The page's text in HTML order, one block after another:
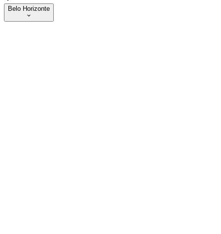
Belo Horizonte